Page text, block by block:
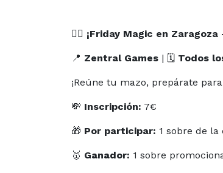
🧙‍♂️ ¡Friday Magic en
📍 Zentral Games | 🗓 Todos
¡Reúne tu mazo, prepárate
💸 Inscripción: 7€
🎁 Por participar: 1 sobre de
🥇 Ganador: 1 sobre